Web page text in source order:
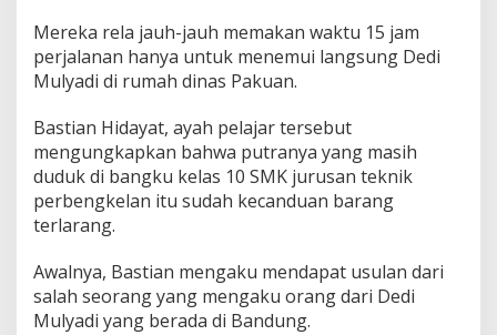
Mereka rela jauh-jauh memakan waktu 15 jam
perjalanan hanya untuk menemui langsung Dedi
Mulyadi di rumah dinas Pakuan.
Bastian Hidayat, ayah pelajar tersebut
mengungkapkan bahwa putranya yang masih
duduk di bangku kelas 10 SMK jurusan teknik
perbengkelan itu sudah kecanduan barang
terlarang.
Awalnya, Bastian mengaku mendapat usulan dari
salah seorang yang mengaku orang dari Dedi
Mulyadi yang berada di Bandung.